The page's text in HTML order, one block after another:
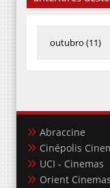
Abraccine
Cinépolis
UCI - Cinemas
Orient Cinemas